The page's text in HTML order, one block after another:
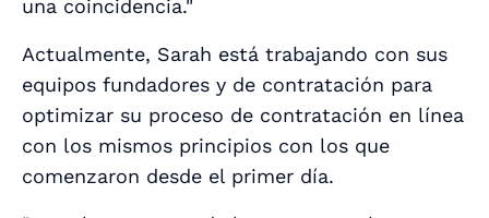
una coincidencia."
Actualmente, Sarah está trabajando con sus
equipos fundadores y de contratación para
optimizar su proceso de contratación en línea
con los mismos principios con los que
comenzaron desde el primer día.